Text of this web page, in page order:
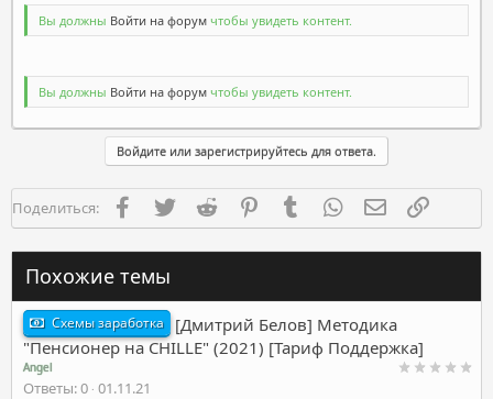
Вы должны Войти на форум чтобы увидеть контент.
Вы должны Войти на форум чтобы увидеть контент.
Войдите или зарегистрируйтесь для ответа.
Поделиться: FacebookTwitter Reddit PinterestTumblr WhatsAppЭлектронная
Похожие темы
Схемы заработка
[Дмитрий Белов] Методика
"Пенсионер на CHILLE" (2021) [Тариф Поддержка]
Angel
Ответы 0 01.11.21